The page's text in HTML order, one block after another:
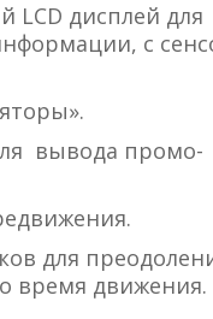
LCD дисплей для
с
вывода промо-
для
время движения.